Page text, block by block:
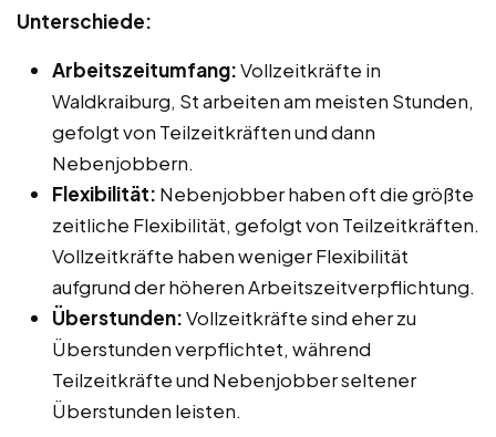
Unterschiede:
Arbeitszeitumfang:Vollzeitkräfte in
Waldkraiburg, St arbeiten am meisten Stunden,
gefolgt von Teilzeitkräften und dann
Nebenjobbern.
Flexibilität: Nebenjobber haben oft die größte
zeitliche Flexibilität, gefolgt von Teilzeitkräften.
Vollzeitkräfte haben weniger Flexibilität
aufgrund der höheren Arbeitszeitverpflichtung.
Überstunden:Vollzeitkräfte sind eher zu
Überstunden verpflichtet, während
Teilzeitkräfte und Nebenjobber seltener
Überstunden leisten.